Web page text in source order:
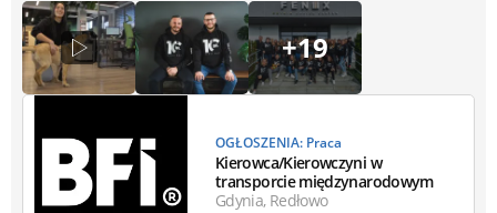
+19
OGŁOSZENIA: Praca
Kierowca/Kierowczyni w
transporcie międzynarodowym
Gdynia, Redłowo